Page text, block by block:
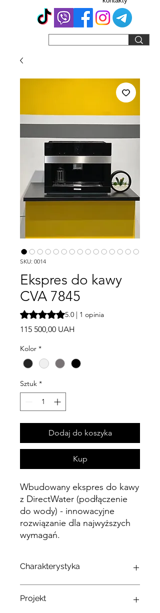
SKU: 0014
Ekspres do kawy
CVA 7845
Ocena to 5.0 na pięć gwiazdek na
5.0 | 1 opinia
115 500,00 UAH
Kolor *
Sztuk *
Dodaj do koszyka
Kup
Wbudowany ekspres do kawy
z DirectWater (podłączenie
do wody) - innowacyjne
rozwiązanie dla najwyższych
wymagań.
Charakterystyka
czujnikiem zbliżeniowym - M Touch +
Projekt